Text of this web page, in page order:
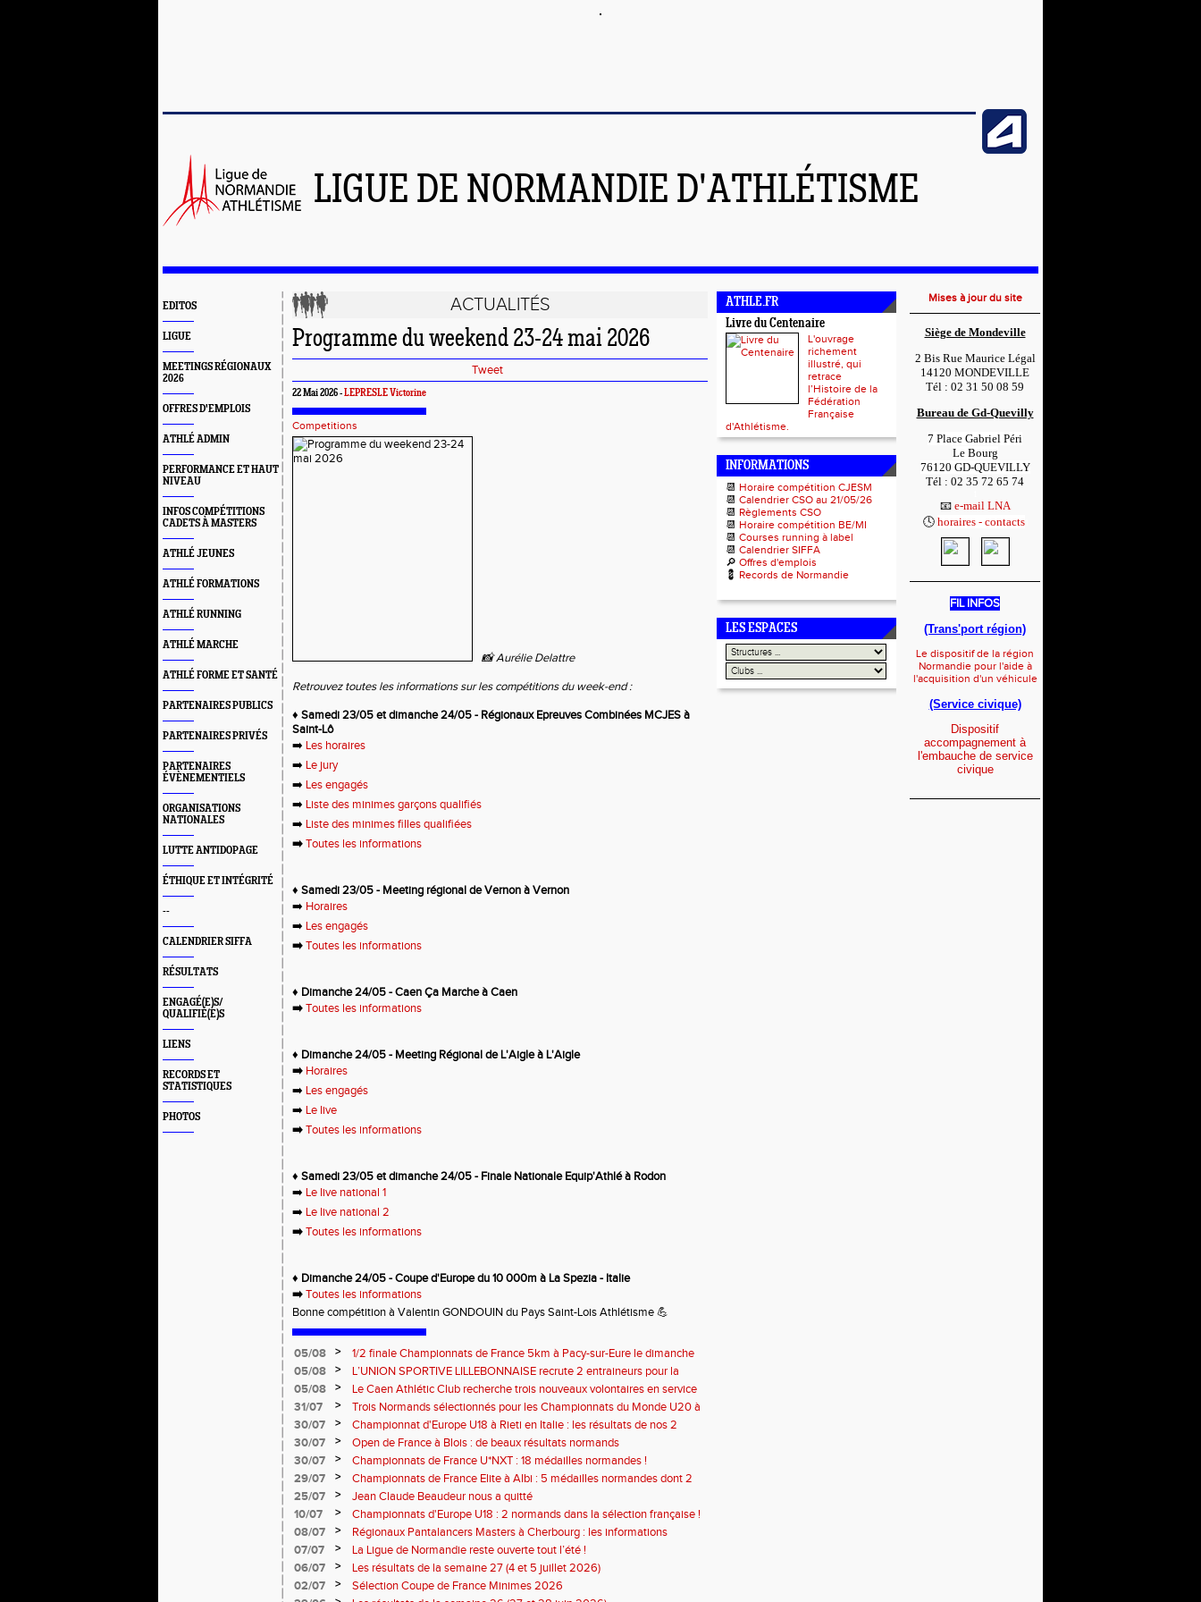
LIGUE DE NORMANDIE D'ATHLÉTISME
EDITOS
LIGUE
MEETINGS RÉGIONAUX
2026
OFFRES D'EMPLOIS
ATHLÉ ADMIN
PERFORMANCE ET HAUT
NIVEAU
INFOS COMPÉTITIONS
CADETS À MASTERS
ATHLÉ JEUNES
ATHLÉ FORMATIONS
ATHLÉ RUNNING
ATHLÉ MARCHE
ATHLÉ FORME ET SANTÉ
PARTENAIRES PUBLICS
PARTENAIRES PRIVÉS
PARTENAIRES
ÉVÈNEMENTIELS
ORGANISATIONS
NATIONALES
LUTTE ANTIDOPAGE
ÉTHIQUE ET INTÉGRITÉ
--
CALENDRIER SIFFA
RÉSULTATS
ENGAGÉ(E)S/
QUALIFIÉ(E)S
LIENS
RECORDS ET
STATISTIQUES
PHOTOS
ACTUALITÉS
Programme du weekend 23-24 mai 2026
Tweet
22 Mai 2026 -LEPRESLE Victorine
Competitions
📸 Aurélie Delattre
Retrouvez toutes les informations sur les compétitions du week-end :
♦️ Samedi 23/05 et dimanche 24/05 - Régionaux Epreuves Combinées MCJES à
Saint-Lô
➡️ Les horaires
➡️ Le jury
➡️ Les engagés
➡️ Liste des minimes garçons qualifiés
➡️ Liste des minimes filles qualifiées
➡️Toutes les informations
♦️ Samedi 23/05 - Meeting régional de VernonàVernon
➡️ Horaires
➡️ Les engagés
➡️Toutes les informations
♦️ Dimanche 24/05 -Caen Ça Marche à Caen
➡️Toutes les informations
♦️ Dimanche 24/05 - Meeting Régional de L'Aigle à L'Aigle
➡️ Horaires
➡️ Les engagés
➡️ Le live
➡️Toutes les informations
♦️ Samedi 23/05 et dimanche 24/05- Finale Nationale Equip'Athléà Rodon
➡️ Le live national 1
➡️ Le live national 2
➡️Toutes les informations
♦️ Dimanche 24/05 - Coupe d'Europe du 10 000m à La Spezia - Italie
➡️Toutes les informations
Bonne compétition à Valentin GONDOUIN du Pays Saint-Lois Athlétisme 💪
05/08 >
1/2 finale Championnats de France 5km à Pacy-sur-Eure le dimanche
13 septembre 2026 : les informations
05/08 >
L’UNION SPORTIVE LILLEBONNAISE recrute 2 entraineurs pour la
rentrée 2026
05/08 >
Le Caen Athlétic Club recherche trois nouveaux volontaires en service
civique à compter de septembre 2026
31/07 >
Trois Normands sélectionnés pour les Championnats du Monde U20 à
Eugene !
30/07 >
Championnat d'Europe U18 à Rieti en Italie : les résultats de nos 2
normands
30/07 >
Open de France à Blois : de beaux résultats normands
30/07
>
Championnats de France U*NXT : 18 médailles normandes !
29/07
>
Championnats de France Elite à Albi : 5 médailles normandes dont 2
titres !
25/07 >
Jean Claude Beaudeur nous a quitté
10/07
>
Championnats d'Europe U18 : 2 normands dans la sélection française !
08/07
>
Régionaux Pantalancers Masters à Cherbourg : les informations
07/07
>
La Ligue de Normandie reste ouverte tout l’été !
06/07
>
Les résultats de la semaine 27 (4 et 5 juillet 2026)
02/07
>
Sélection Coupe de France Minimes 2026
ATHLE.FR
Livre du Centenaire
L'ouvrage
richement
illustré, qui
retrace
l’Histoire de la
Fédération
Française
d'Athlétisme.
INFORMATIONS
📆 Horaire compétition CJESM
📆 Calendrier CSO au 21/05/26
📆 Règlements CSO
📆 Horaire compétition BE/MI
📆 Courses running à label
📆 Calendrier SIFFA
🔎 Offres d'emplois
💈 Records de Normandie
LES ESPACES
Mises à jour du site
Siège de Mondeville
2 Bis Rue Maurice Légal
14120 MONDEVILLE
Tél : 02 31 50 08 59
Bureau de Gd-Quevilly
7 Place Gabriel Péri
Le Bourg
76120 GD-QUEVILLY
Tél : 02 35 72 65 74
📧 e-mail LNA
🕓 horaires - contacts1
FIL INFOS
(Trans'port région)
Le dispositif de la région
Normandie pour l'aide à
l'acquisition d'un véhicule
(Service civique)
Dispositif
accompagnement à
l'embauche de service
civique